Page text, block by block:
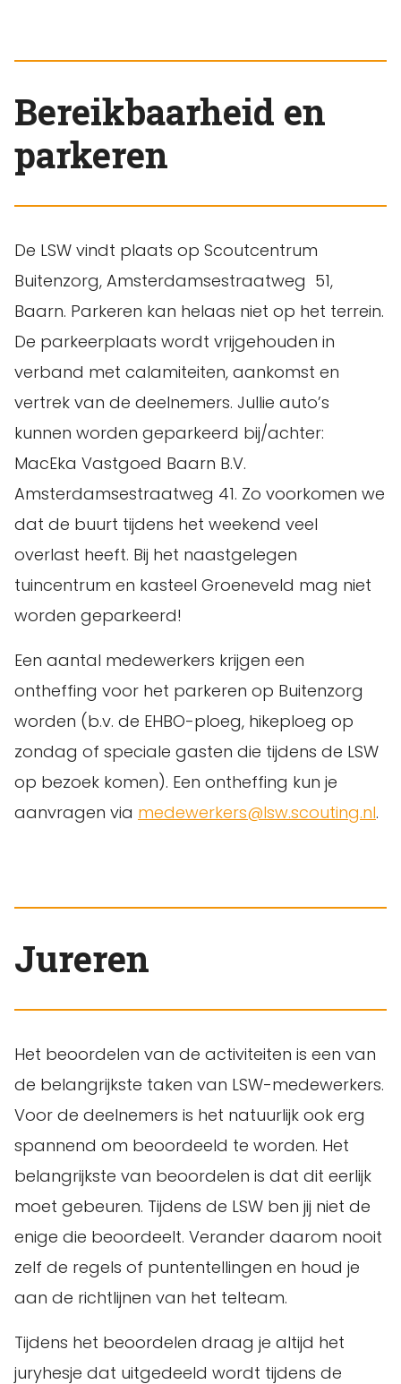
Bereikbaarheid en
parkeren
De LSW vindt plaats op Scoutcentrum
Buitenzorg, Amsterdamsestraatweg 51,
Baarn. Parkeren kan helaas niet op het terrein.
De parkeerplaats wordt vrijgehouden in
verband met calamiteiten, aankomst en
vertrek van de deelnemers. Jullie auto’s
kunnen worden geparkeerd bij/achter:
MacEka Vastgoed Baarn B.V.
Amsterdamsestraatweg 41. Zo voorkomen we
dat de buurt tijdens het weekend veel
overlast heeft. Bij het naastgelegen
tuincentrum en kasteel Groeneveld mag niet
worden geparkeerd!
Een aantal medewerkers krijgen een
ontheffing voor het parkeren op Buitenzorg
worden (b.v. de EHBO-ploeg, hikeploeg op
zondag of speciale gasten die tijdens de LSW
op bezoek komen). Een ontheffing kun je
aanvragen via medewerkers@lsw.scouting.nl.
Jureren
Het beoordelen van de activiteiten is een van
de belangrijkste taken van LSW-medewerkers.
Voor de deelnemers is het natuurlijk ook erg
spannend om beoordeeld te worden. Het
belangrijkste van beoordelen is dat dit eerlijk
moet gebeuren. Tijdens de LSW ben jij niet de
enige die beoordeelt. Verander daarom nooit
zelf de regels of puntentellingen en houd je
aan de richtlijnen van het telteam.
Tijdens het beoordelen draag je altijd het
juryhesje dat uitgedeeld wordt tijdens de